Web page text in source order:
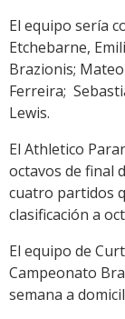
El equipo sería
Etchebarne,
Brazionis;
Ferreira;
Lewis.
El Athletico
octavos de final
cuatro partidos
clasificación a
El equipo de
Campeonato
semana a